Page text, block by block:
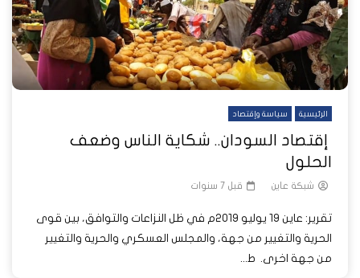
الرئيسية سياسة وإقتصاد
إقتصاد السودان.. شكاية الناس وضعف
الحلول
شبكة عاين قبل 7 سنوات
تقرير: عاين 19 يوليو 2019م في ظل النزاعات والتوافق، بين قوى
الحرية والتغيير من جهة، والمجلس العسكري والحرية والتغيير
من جهة اخرى. ط...